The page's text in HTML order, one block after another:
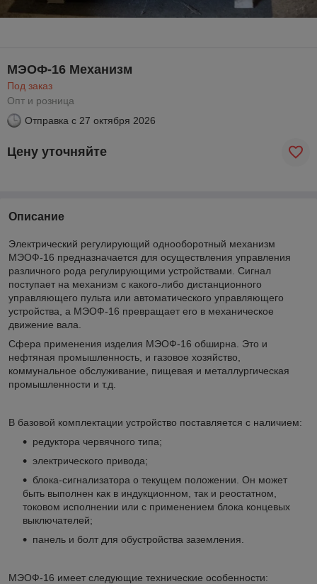
МЭОФ-16 Механизм
Под заказ
Опт и розница
Отправка с 27 октября 2026
Цену уточняйте
Описание
Электрический регулирующий однооборотный механизм
МЭОФ-16 предназначается для осуществления управления
различного рода регулирующими устройствами. Сигнал
поступает на механизм с какого-либо дистанционного
управляющего пульта или автоматического управляющего
устройства, а МЭОФ-16 превращает его в механическое
движение вала.
Сфера применения изделия МЭОФ-16 обширна. Это и
нефтяная промышленность, и газовое хозяйство,
коммунальное обслуживание, пищевая и металлургическая
промышленности и т.д.
В базовой комплектации устройство поставляется с наличием:
редуктора червячного типа;
электрического привода;
блока-сигнализатора о текущем положении. Он может
быть выполнен как в индукционном, так и реостатном,
токовом исполнении или с применением блока концевых
выключателей;
панель и болт для обустройства заземления.
МЭОФ-16 имеет следующие технические особенности: